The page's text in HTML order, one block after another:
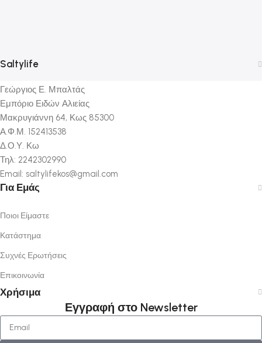
Saltylife
Γεώργιος Ε. Μπαλτάς
Εμπόριο Ειδών Αλιείας
Μακρυγιάννη 64, Κως 85300
Α.Φ.Μ. 152413538
Δ.Ο.Υ. Κω
Τηλ: 2242302990
Email: saltylifekos@gmail.com
Για Εμάς
Ποιοι Είμαστε
Κατάστημα
Συχνές Ερωτήσεις
Επικοινωνία
Χρήσιμα
Εγγραφή στο Newsletter